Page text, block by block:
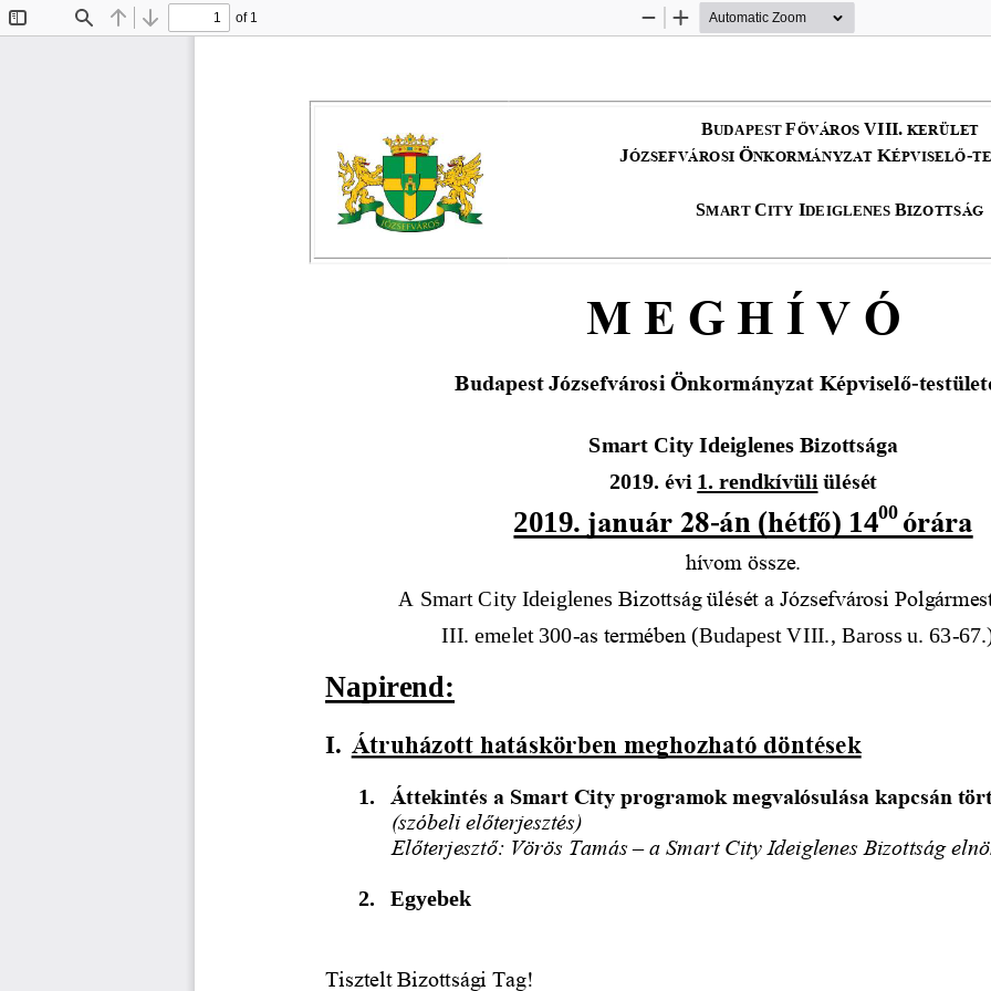
Find Previous
Next
of 1
Zoom
Zoom
BUDAPEST FŐVÁROS VIII. KERÜLET
JÓZSEFVÁROSI ÖNKORMÁNYZAT KÉPVISELŐ-
SMART CITY IDEIGLENES BIZOTTSÁG
M E G H Í V Ó
Budapest Józsefvárosi Önkormányzat Képviselő-
Smart City Ideiglenes Bizottsága
2019. évi 1. rendkívüli ülését
2019. január 28-án (hétfő) 1400 órára
hívom össze.
A Smart City Ideiglenes Bizottság ülését a Józsefvárosi
III. emelet 300-as termében (Budapest VIII., Baross u. 63-
Napirend:
I. Átruházott hatáskörben meghozható döntések
1.
Áttekintés a Smart City programok megvalósulása kapcsán
(szóbeli előterjesztés)
Előterjesztő: Vörös Tamás – a Smart City Ideiglenes Bizottság
2. Egyebek
Tisztelt Bizottsági Tag!